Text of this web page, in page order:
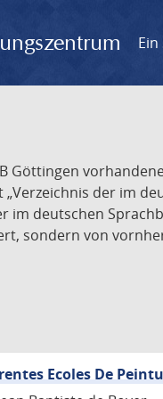
Göttingen
der im
im deutschen
sondern von
Ecoles De